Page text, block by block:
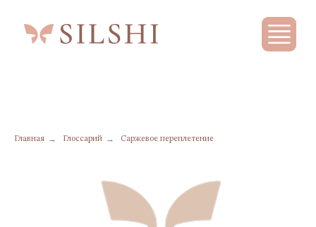
Главная → Глоссарий → Саржевое переплетение